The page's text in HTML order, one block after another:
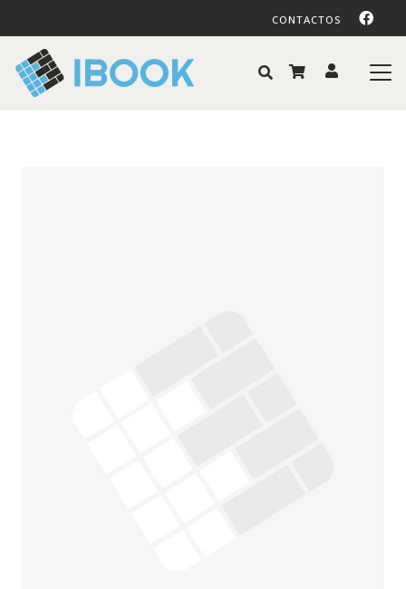
CONTACTOS